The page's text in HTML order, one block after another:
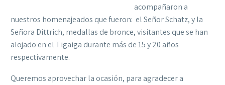
acompañaron a
nuestros homenajeados que fueron: el Señor Schatz, y la
Señora Dittrich, medallas de bronce, visitantes que se han
alojado en el Tigaiga durante más de 15 y 20 años
respectivamente.
Queremos aprovechar la ocasión, para agradecer a